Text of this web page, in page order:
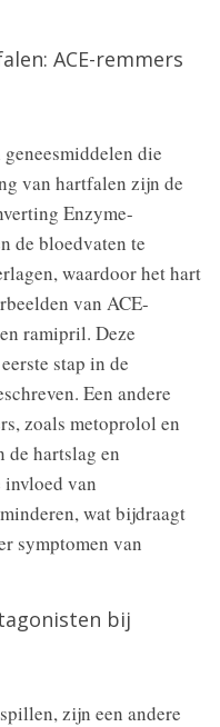
ACE-remmers
die
van hartfalen zijn de
Enzyme-
de bloedvaten te
waardoor het hart
van ACE-
ramipril. Deze
stap in de
Een andere
zoals metoprolol en
hartslag en
van
wat bijdraagt
symptomen van
bij
zijn een andere